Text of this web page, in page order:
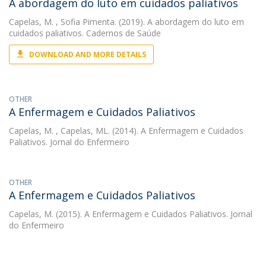
A abordagem do luto em cuidados paliativos
Capelas, M. , Sofia Pimenta. (2019). A abordagem do luto em
cuidados paliativos. Cadernos de Saúde
DOWNLOAD AND MORE DETAILS
OTHER
A Enfermagem e Cuidados Paliativos
Capelas, M. , Capelas, ML. (2014). A Enfermagem e Cuidados
Paliativos. Jornal do Enfermeiro
OTHER
A Enfermagem e Cuidados Paliativos
Capelas, M. (2015). A Enfermagem e Cuidados Paliativos. Jornal
do Enfermeiro